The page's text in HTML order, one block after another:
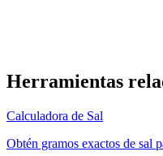
Herramientas
Calculadora de Sal
Obtén gramos exactos de sal